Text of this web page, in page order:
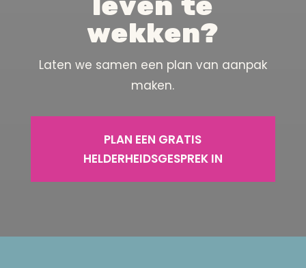
leven te
wekken?
Laten we samen een plan van aanpak
maken.
PLAN EEN GRATIS
HELDERHEIDSGESPREK IN